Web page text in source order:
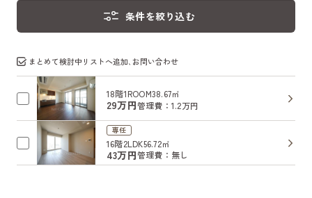
条件を絞り込む
まとめて検討中リストへ追加､お問い合わせ
18階1ROOM38.67㎡
29万円管理費：1.2万円
専任
16階2LDK56.72㎡
43万円管理費：無し